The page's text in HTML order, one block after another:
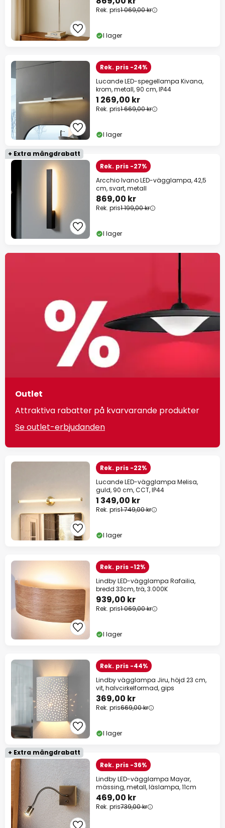
Rek. pris1 069,00 kr
I lager
Rek. pris -24%
Lucande LED-spegellampa Kivana,
krom, metall, 90 cm, IP44
1 269,00 kr
Rek. pris1 669,00 kr
I lager
+ Extra mängdrabatt
Rek. pris -27%
Arcchio Ivano LED-vägglampa, 42,5
cm, svart, metall
869,00 kr
Rek. pris1 199,00 kr
I lager
Outlet
Attraktiva rabatter på kvarvarande produkter
Se outlet-erbjudanden
Rek. pris -22%
Lucande LED-vägglampa Melisa,
guld, 90 cm, CCT, IP44
1 349,00 kr
Rek. pris1 749,00 kr
I lager
Rek. pris -12%
Lindby LED-vägglampa Rafailia,
bredd 33cm, trä, 3.000K
939,00 kr
Rek. pris1 069,00 kr
I lager
Rek. pris -44%
Lindby vägglampa Jiru, höjd 23 cm,
vit, halvcirkelformad, gips
369,00 kr
Rek. pris669,00 kr
I lager
+ Extra mängdrabatt
Rek. pris -36%
Lindby LED-vägglampa Mayar,
mässing, metall, läslampa, 11cm
469,00 kr
Rek. pris739,00 kr